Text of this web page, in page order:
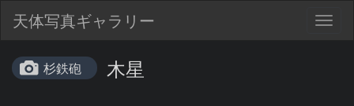
天体写真ギャラリー
杉鉄砲 木星